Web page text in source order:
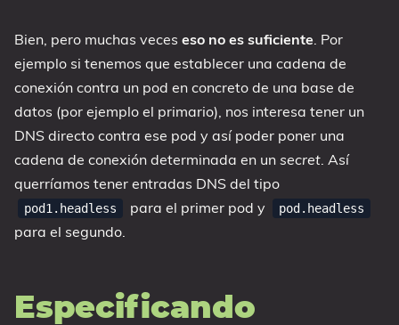
Bien, pero muchas veces eso no es suficiente . Por
ejemplo si tenemos que establecer una cadena de
conexión contra un pod en concreto de una base de
datos (por ejemplo el primario), nos interesa tener un
DNS directo contra ese pod y así poder poner una
cadena de conexión determinada en un secret . Así
querríamos tener entradas DNS del tipo
pod1.headless para el primer pod y pod.headless
para el segundo.
Especificando